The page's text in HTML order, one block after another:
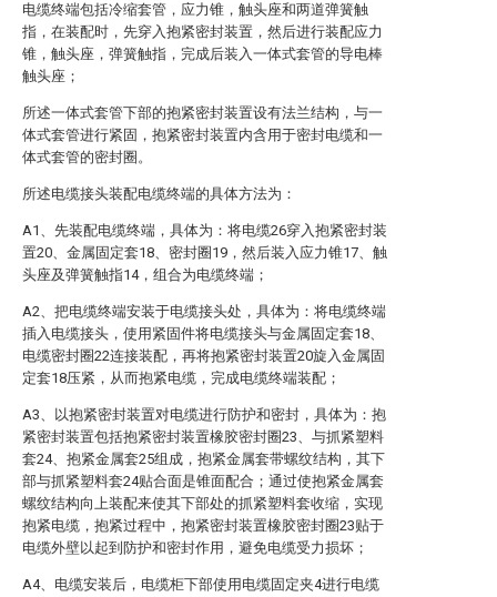
电缆终端包括冷缩套管，应力锥，触头座和两道弹簧触
指，在装配时，先穿入抱紧密封装置，然后进行装配应力
锥，触头座，弹簧触指，完成后装入一体式套管的导电棒
触头座；
所述一体式套管下部的抱紧密封装置设有法兰结构，与一
体式套管进行紧固，抱紧密封装置内含用于密封电缆和一
体式套管的密封圈。
所述电缆接头装配电缆终端的具体方法为：
A1、先装配电缆终端，具体为：将电缆26穿入抱紧密封装
置20、金属固定套18、密封圈19，然后装入应力锥17、触
头座及弹簧触指14，组合为电缆终端；
A2、把电缆终端安装于电缆接头处，具体为：将电缆终端
插入电缆接头，使用紧固件将电缆接头与金属固定套18、
电缆密封圈22连接装配，再将抱紧密封装置20旋入金属固
定套18压紧，从而抱紧电缆，完成电缆终端装配；
A3、以抱紧密封装置对电缆进行防护和密封，具体为：抱
紧密封装置包括抱紧密封装置橡胶密封圈23、与抓紧塑料
套24、抱紧金属套25组成，抱紧金属套带螺纹结构，其下
部与抓紧塑料套24贴合面是锥面配合；通过使抱紧金属套
螺纹结构向上装配来使其下部处的抓紧塑料套收缩，实现
抱紧电缆，抱紧过程中，抱紧密封装置橡胶密封圈23贴于
电缆外壁以起到防护和密封作用，避免电缆受力损坏；
A4、电缆安装后，电缆柜下部使用电缆固定夹4进行电缆